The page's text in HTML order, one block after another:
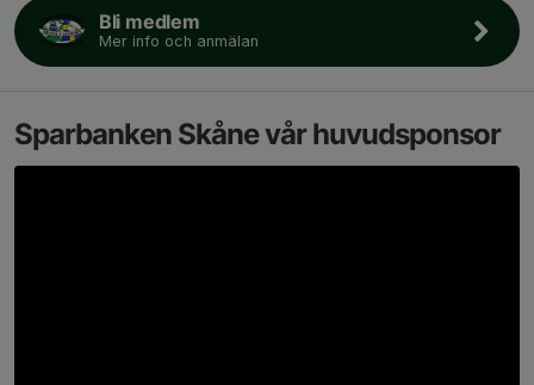
Bli medlem
Mer info och anmälan
Sparbanken Skåne vår huvudsponsor